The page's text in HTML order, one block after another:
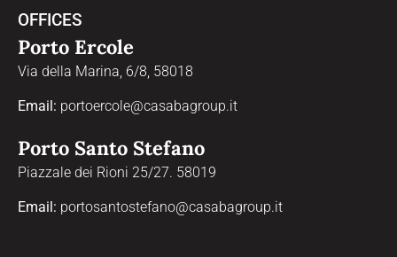
OFFICES
Porto Ercole
Via della Marina, 6/8, 58018
Email: portoercole@casabagroup.it
Porto Santo Stefano
Piazzale dei Rioni 25/27. 58019
Email: portosantostefano@casabagroup.it